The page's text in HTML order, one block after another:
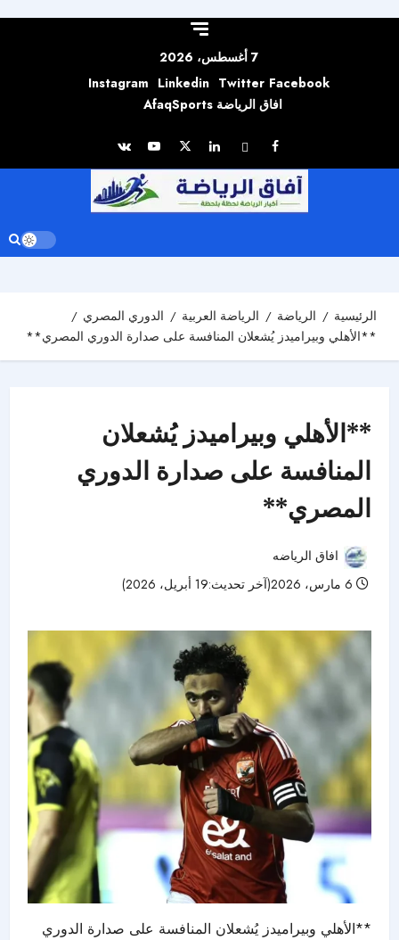
7 أغسطس، 2026
Facebook
Twitter
Linkedin
Instagram
افاق الرياضة AfaqSports
الرئيسية الرياضة الرياضة العربية
الدوري المصري
**الأهلي وبيراميدز يُشعلان المنافسة على صدارة الدوري المصري**
**الأهلي وبيراميدز يُشعلان
المنافسة على صدارة الدوري
المصري**
افاق الرياضه
**الأهلي وبيراميدز يُشعلان المنافسة على صدارة الدوري